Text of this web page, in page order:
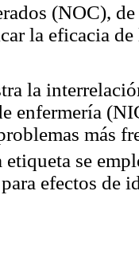
(NOC),
la eficacia
la
enfermería
más
etiqueta se
efectos de